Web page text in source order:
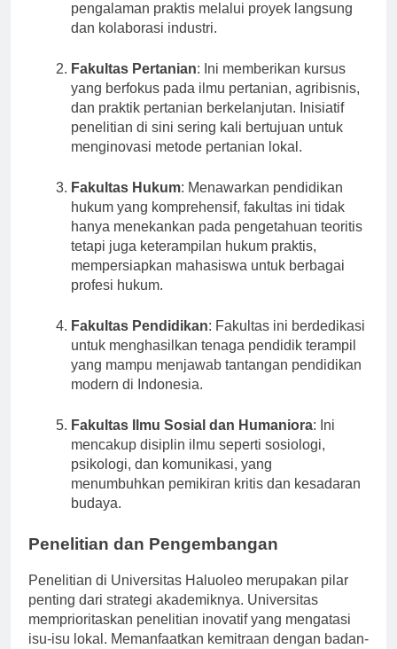
pengalaman praktis melalui proyek langsung
dan kolaborasi industri.
Fakultas Pertanian: Ini memberikan kursus
yang berfokus pada ilmu pertanian, agribisnis,
dan praktik pertanian berkelanjutan. Inisiatif
penelitian di sini sering kali bertujuan untuk
menginovasi metode pertanian lokal.
Fakultas Hukum: Menawarkan pendidikan
hukum yang komprehensif, fakultas ini tidak
hanya menekankan pada pengetahuan teoritis
tetapi juga keterampilan hukum praktis,
mempersiapkan mahasiswa untuk berbagai
profesi hukum.
Fakultas Pendidikan: Fakultas ini berdedikasi
untuk menghasilkan tenaga pendidik terampil
yang mampu menjawab tantangan pendidikan
modern di Indonesia.
Fakultas Ilmu Sosial dan Humaniora: Ini
mencakup disiplin ilmu seperti sosiologi,
psikologi, dan komunikasi, yang
menumbuhkan pemikiran kritis dan kesadaran
budaya.
Penelitian dan Pengembangan
Penelitian di Universitas Haluoleo merupakan pilar
penting dari strategi akademiknya. Universitas
memprioritaskan penelitian inovatif yang mengatasi
isu-isu lokal. Memanfaatkan kemitraan dengan badan-